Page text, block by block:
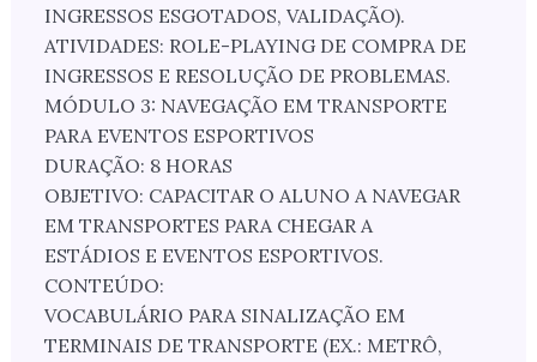
INGRESSOS ESGOTADOS, VALIDAÇÃO).
ATIVIDADES: ROLE-PLAYING DE COMPRA DE
INGRESSOS E RESOLUÇÃO DE PROBLEMAS.
MÓDULO 3: NAVEGAÇÃO EM TRANSPORTE
PARA EVENTOS ESPORTIVOS
DURAÇÃO: 8 HORAS
OBJETIVO: CAPACITAR O ALUNO A NAVEGAR
EM TRANSPORTES PARA CHEGAR A
ESTÁDIOS E EVENTOS ESPORTIVOS.
CONTEÚDO:
VOCABULÁRIO PARA SINALIZAÇÃO EM
TERMINAIS DE TRANSPORTE (EX.: METRÔ,